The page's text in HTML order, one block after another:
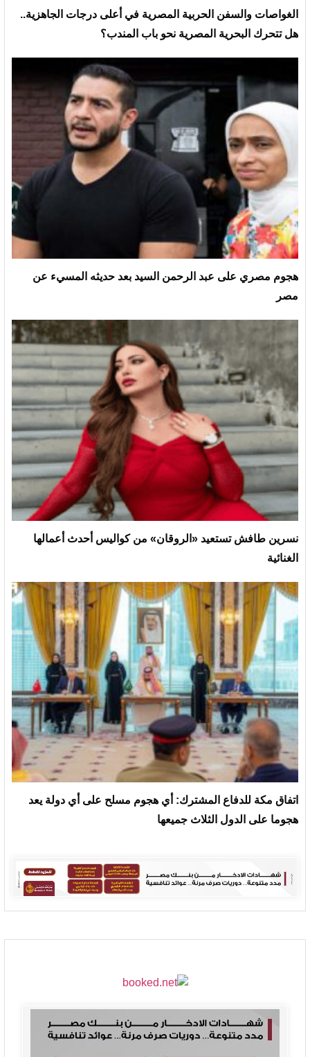
الغواصات والسفن الحربية المصرية في أعلى درجات الجاهزية..
هل تتحرك البحرية المصرية نحو باب المندب؟
هجوم مصري على عبد الرحمن السيد بعد حديثه المسيء عن
مصر
نسرين طافش تستعيد «الروقان» من كواليس أحدث أعمالها
الغنائية
‏اتفاق مكة للدفاع المشترك: أي هجوم مسلح على أي دولة يعد
هجوما على الدول الثلاث جميعها